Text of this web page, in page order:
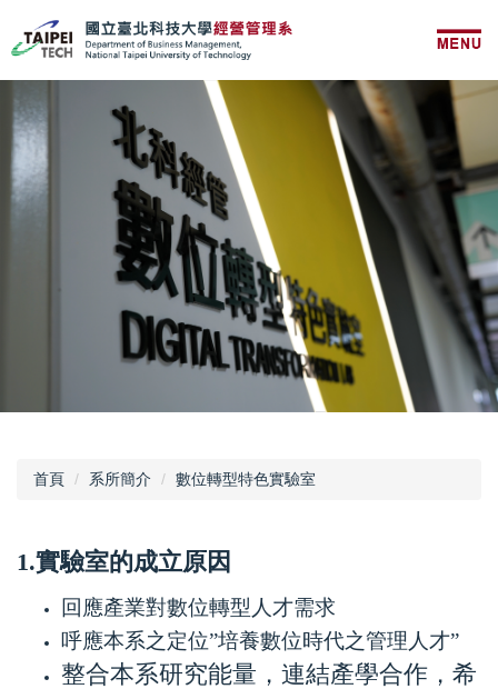
到
主
要
內
容
首頁 系所簡介 數位轉型特色實驗室
​​​​​1.實驗室的成立原因
回應產業對數位轉型人才需求
呼應本系之定位”培養數位時代之管理人才”
整合本系研究能量，連結產學合作，希